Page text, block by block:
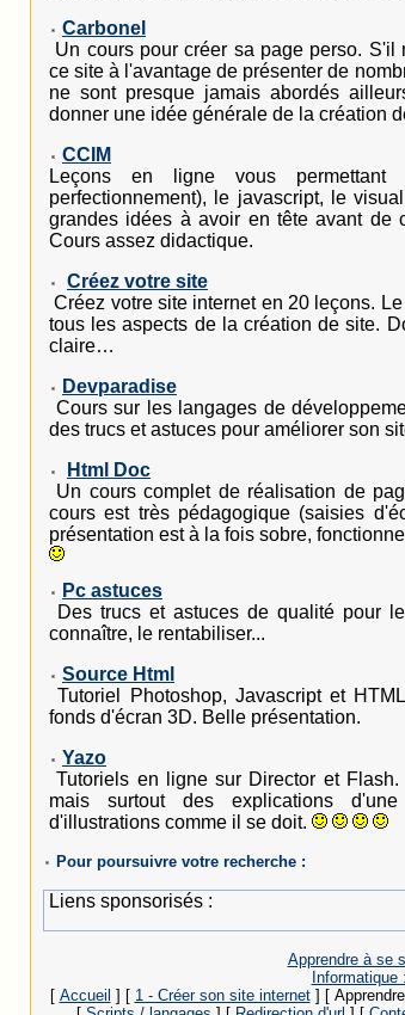
Carbonel
Un cours pour créer sa page perso.
ce site à l'avantage de présenter de
ne sont presque jamais abordés
donner une idée générale de la création
CCIM
Leçons en ligne vous
perfectionnement), le javascript, le
grandes idées à avoir en tête avant de
Cours assez didactique.
Créez votre site
Créez votre site internet en 20 leçons.
tous les aspects de la création de site.
claire…
Devparadise
Cours sur les langages de
des trucs et astuces pour améliorer son
Html Doc
Un cours complet de réalisation de
cours est très pédagogique (saisies
présentation est à la fois sobre,
Pc astuces
Des trucs et astuces de qualité pour
connaître, le rentabiliser...
Source Html
Tutoriel Photoshop, Javascript et
fonds d'écran 3D. Belle présentation.
Yazo
Tutoriels en ligne sur Director et
mais surtout des explications d'une
d'illustrations comme il se doit.
Pour poursuivre votre recherche :
Liens sponsorisés :
Apprendre à se
Informatique
[ Accueil ] [ 1 - Créer son site internet] [